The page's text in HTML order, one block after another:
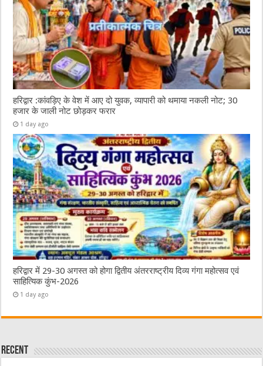
हरिद्वार :कांवड़िए के वेश में आए दो युवक, व्यापारी को थमाया नकली नोट; 30
हजार के जाली नोट छोड़कर फरार
1 day ago
हरिद्वार में 29-30 अगस्त को होगा द्वितीय अंतरराष्ट्रीय दिव्य गंगा महोत्सव एवं
साहित्यिक कुंभ-2026
1 day ago
Recent